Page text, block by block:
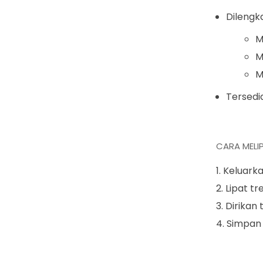
CARA
Lipat
Dirikan